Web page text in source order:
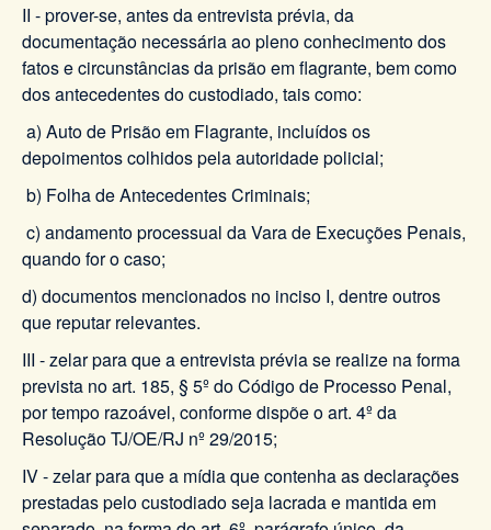
II - prover-se, antes da entrevista prévia, da
documentação necessária ao pleno conhecimento dos
fatos e circunstâncias da prisão em flagrante, bem como
dos antecedentes do custodiado, tais como:
a) Auto de Prisão em Flagrante, incluídos os
depoimentos colhidos pela autoridade policial;
b) Folha de Antecedentes Criminais;
c) andamento processual da Vara de Execuções Penais,
quando for o caso;
d) documentos mencionados no inciso I, dentre outros
que reputar relevantes.
III - zelar para que a entrevista prévia se realize na forma
prevista no art. 185, § 5º do Código de Processo Penal,
por tempo razoável, conforme dispõe o art. 4º da
Resolução TJ/OE/RJ nº 29/2015;
IV - zelar para que a mídia que contenha as declarações
prestadas pelo custodiado seja lacrada e mantida em